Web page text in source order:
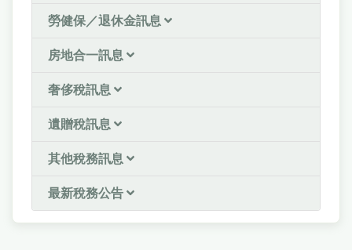
勞健保／退休金訊息
房地合一訊息
奢侈稅訊息
遺贈稅訊息
其他稅務訊息
最新稅務公告